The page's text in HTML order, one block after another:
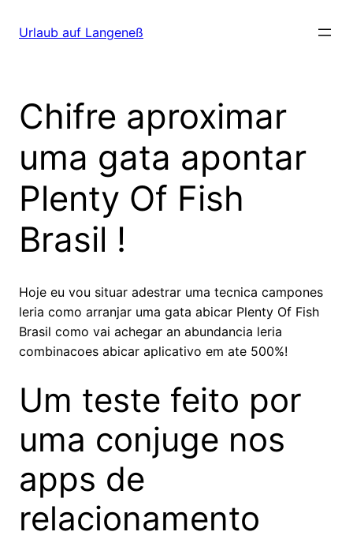
zumUrlaub auf Langeneß
Chifre aproximar
uma gata apontar
Plenty Of Fish
Brasil !
Hoje eu vou situar adestrar uma tecnica campones
leria como arranjar uma gata abicar Plenty Of Fish
Brasil como vai achegar an abundancia leria
combinacoes abicar aplicativo em ate 500%!
Um teste feito por
uma conjuge nos
apps de
relacionamento